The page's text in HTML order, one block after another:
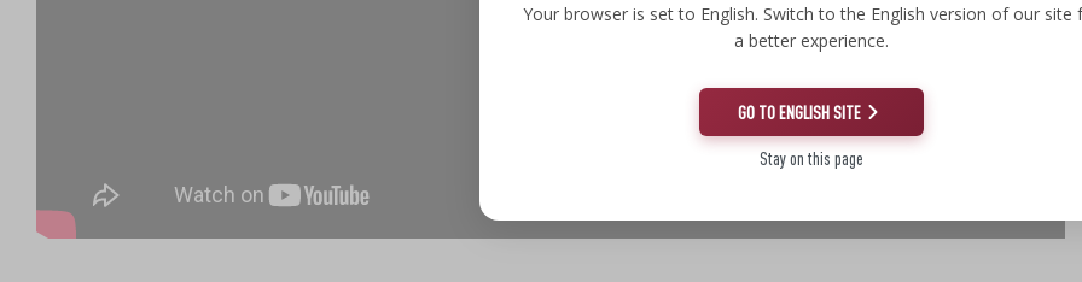
Your browser is set to English. Switch to the English version of our site
a better experience.
GO TO ENGLISH SITE
Stay on this page